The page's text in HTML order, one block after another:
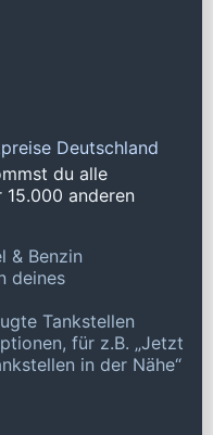
Deutschland
du alle
15.000 anderen
& Benzin
deines
Tankstellen
für z.B. „Jetzt
in der Nähe“